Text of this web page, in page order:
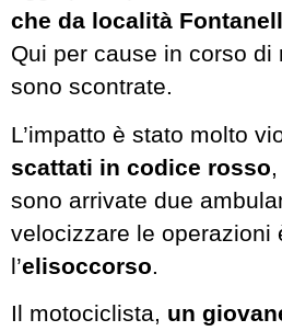
che da località
Qui per cause in corso di
sono scontrate.
L’impatto è stato molto
scattati in codice rosso
sono arrivate due
velocizzare le operazioni
l’elisoccorso
Il motociclista, un